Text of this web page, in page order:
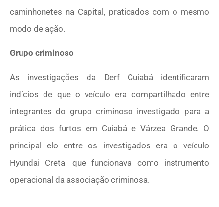
caminhonetes na Capital, praticados com o mesmo
modo de ação.
Grupo criminoso
As investigações da Derf Cuiabá identificaram
indícios de que o veículo era compartilhado entre
integrantes do grupo criminoso investigado para a
prática dos furtos em Cuiabá e Várzea Grande. O
principal elo entre os investigados era o veículo
Hyundai Creta, que funcionava como instrumento
operacional da associação criminosa.